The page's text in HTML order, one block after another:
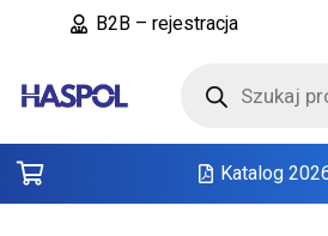
B2B – rejestracja
produktów
Katalog